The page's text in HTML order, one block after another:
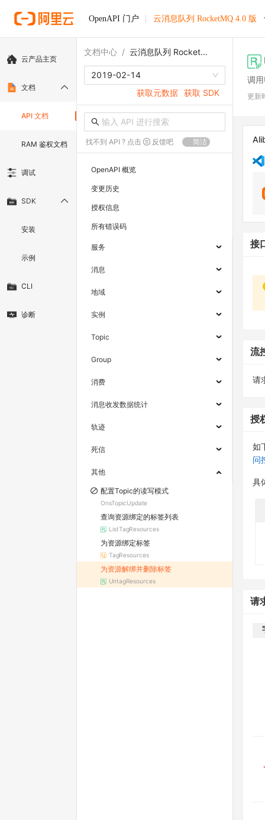
OpenAPI 门户 云消息队列 RocketMQ 4.0 版
云产品主页
文档
API 文档
RAM 鉴权文档
调试
SDK
安装
示例
CLI
诊断
文档中心 / 云消息队列 RocketMQ 4.0 版
2019-02-14
获取元数据 获取 SDK
找不到 API ? 点击 反馈吧 简洁
OpenAPI 概览
变更历史
授权信息
所有错误码
服务
消息
地域
实例
Topic
Group
消费
消息收发数据统计
轨迹
死信
其他
配置Topic的读写模式
OnsTopicUpdate
查询资源绑定的标签列表
ListTagResources
为资源绑定标签
TagResources
为资源解绑并删除标签
UntagResources
调
更新
接
流
请
授
如
问
具
请